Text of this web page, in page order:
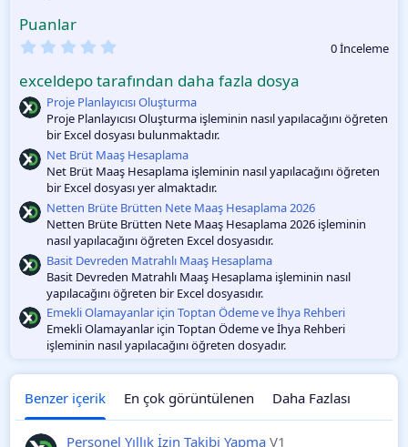
Puanlar
0
O
y
l
a
m
a
0 İnceleme
exceldepo tarafından daha fazla dosya
Proje Planlayıcısı Oluşturma
Proje Planlayıcısı Oluşturma işleminin nasıl yapılacağını öğreten
bir Excel dosyası bulunmaktadır.
Net Brüt Maaş Hesaplama
Net Brüt Maaş Hesaplama işleminin nasıl yapılacağını öğreten
bir Excel dosyası yer almaktadır.
Netten Brüte Brütten Nete Maaş Hesaplama 2026
Netten Brüte Brütten Nete Maaş Hesaplama 2026 işleminin
nasıl yapılacağını öğreten Excel dosyasıdır.
Basit Devreden Matrahlı Maaş Hesaplama
Basit Devreden Matrahlı Maaş Hesaplama işleminin nasıl
yapılacağını öğreten bir Excel dosyasıdır.
Emekli Olamayanlar için Toptan Ödeme ve İhya Rehberi
Emekli Olamayanlar için Toptan Ödeme ve İhya Rehberi
işleminin nasıl yapılacağını öğreten dosyadır.
Benzer içerik En çok görüntülenen Daha Fazlası
Personel Yıllık İzin Takibi Yapma V1